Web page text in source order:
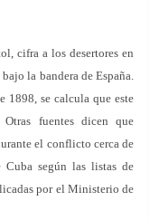
cifra a los desertores en
la bandera de España.
1898, se calcula que este
fuentes dicen que
el conflicto cerca de
según las listas de
por el Ministerio de